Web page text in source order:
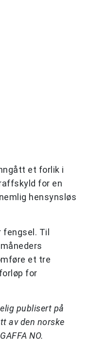
et forlik i
for en
hensynsløs
Til
et tre
for
publisert på
av den norske
NO.